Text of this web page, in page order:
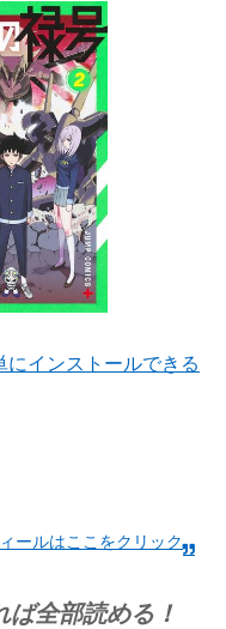
にインストールできる
ールはここをクリック
全部読める！